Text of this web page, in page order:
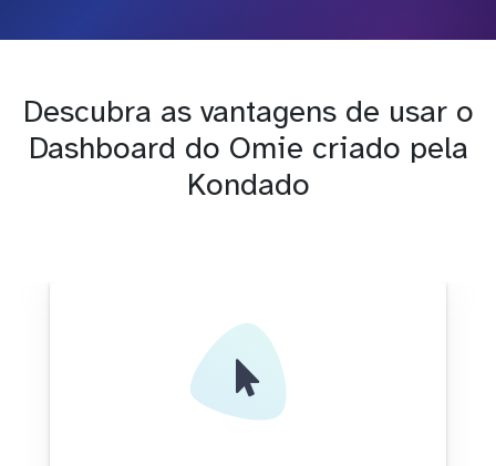
Descubra as vantagens de usar o
Dashboard do Omie criado pela
Kondado